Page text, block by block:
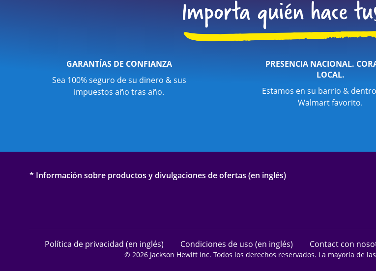
GARANTÍAS DE CONFIANZA
Sea 100% seguro de su dinero & sus
impuestos año tras año.
PRESENCIA NACIONAL.
LOCAL.
Estamos en su barrio &
Walmart favorito.
* Información sobre productos y divulgaciones de ofertas (en inglés)
Política de privacidad (en inglés) Condiciones de uso (en inglés) Contact con
© 2026 Jackson Hewitt Inc. Todos los derechos reservados. La mayoría de